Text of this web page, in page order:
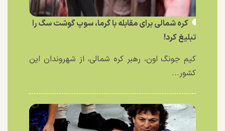
کره شمالی برای مقابله با گرما، سوپ گوشت سگ را
تبلیغ کرد!
کیم جونگ اون، رهبر کره شمالی، از شهروندان این
کشور...